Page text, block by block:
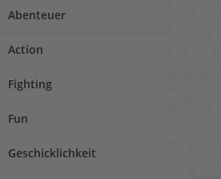
Abenteuer
Action
Fighting
Fun
Geschicklichkeit